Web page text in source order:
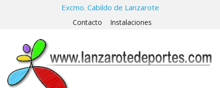
Excmo. Cabildo de Lanzarote
Contacto Instalaciones